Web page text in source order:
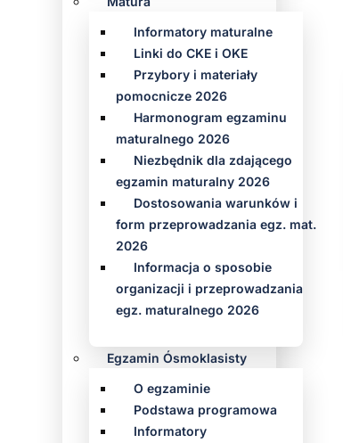
Informatory maturalne
Linki do CKE i OKE
Przybory i materiały
pomocnicze 2026
Harmonogram egzaminu
maturalnego 2026
Niezbędnik dla zdającego
egzamin maturalny 2026
Dostosowania warunków i
form przeprowadzania egz. mat.
2026
Informacja o sposobie
organizacji i przeprowadzania
egz. maturalnego 2026
Egzamin Ósmoklasisty
O egzaminie
Podstawa programowa
Informatory